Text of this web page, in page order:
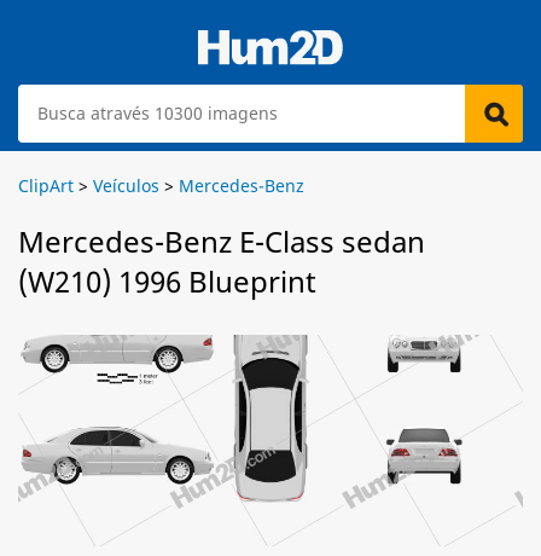
ClipArt > Veículos > Mercedes-Benz
Mercedes-Benz E-Class sedan
(W210) 1996 Blueprint